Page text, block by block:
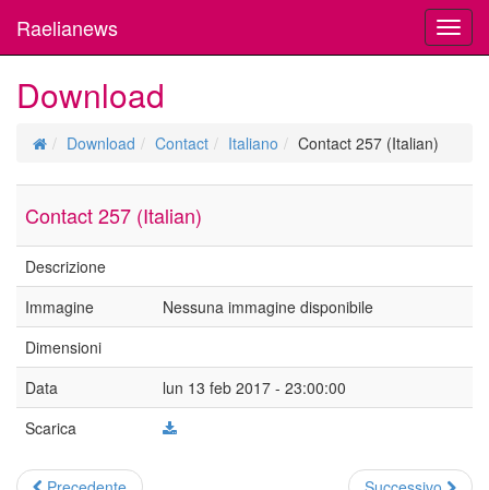
Raelianews
Download
Download Contact Italiano Contact 257 (Italian)
Contact 257 (Italian)
Descrizione
Immagine
Nessuna immagine disponibile
Dimensioni
Data
lun 13 feb 2017 - 23:00:00
Scarica